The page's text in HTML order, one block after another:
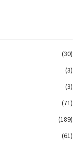
(30)
(3)
(3)
(71)
(189)
(61)